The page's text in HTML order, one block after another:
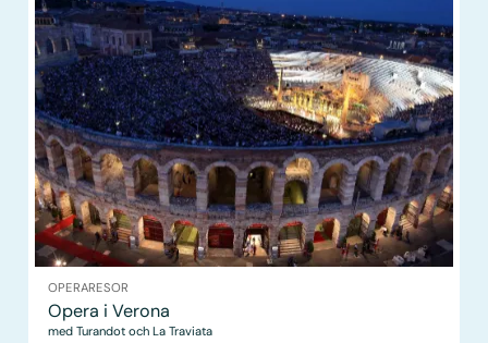
OPERARESOR
Opera i Verona
med Turandot och La Traviata